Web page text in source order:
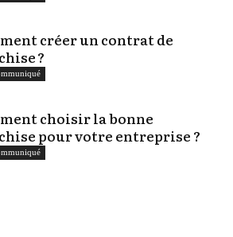
créer un contrat de
?
choisir la bonne
pour votre entreprise ?